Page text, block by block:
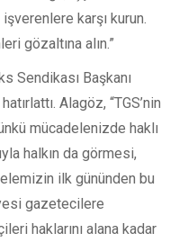
işverenlere karşı kurun.
gözaltına alın.”
Sendikası Başkanı
Alagöz, “TGS’nin
mücadelenizde haklı
halkın da görmesi,
ilk gününden bu
gazetecilere
haklarını alana kadar